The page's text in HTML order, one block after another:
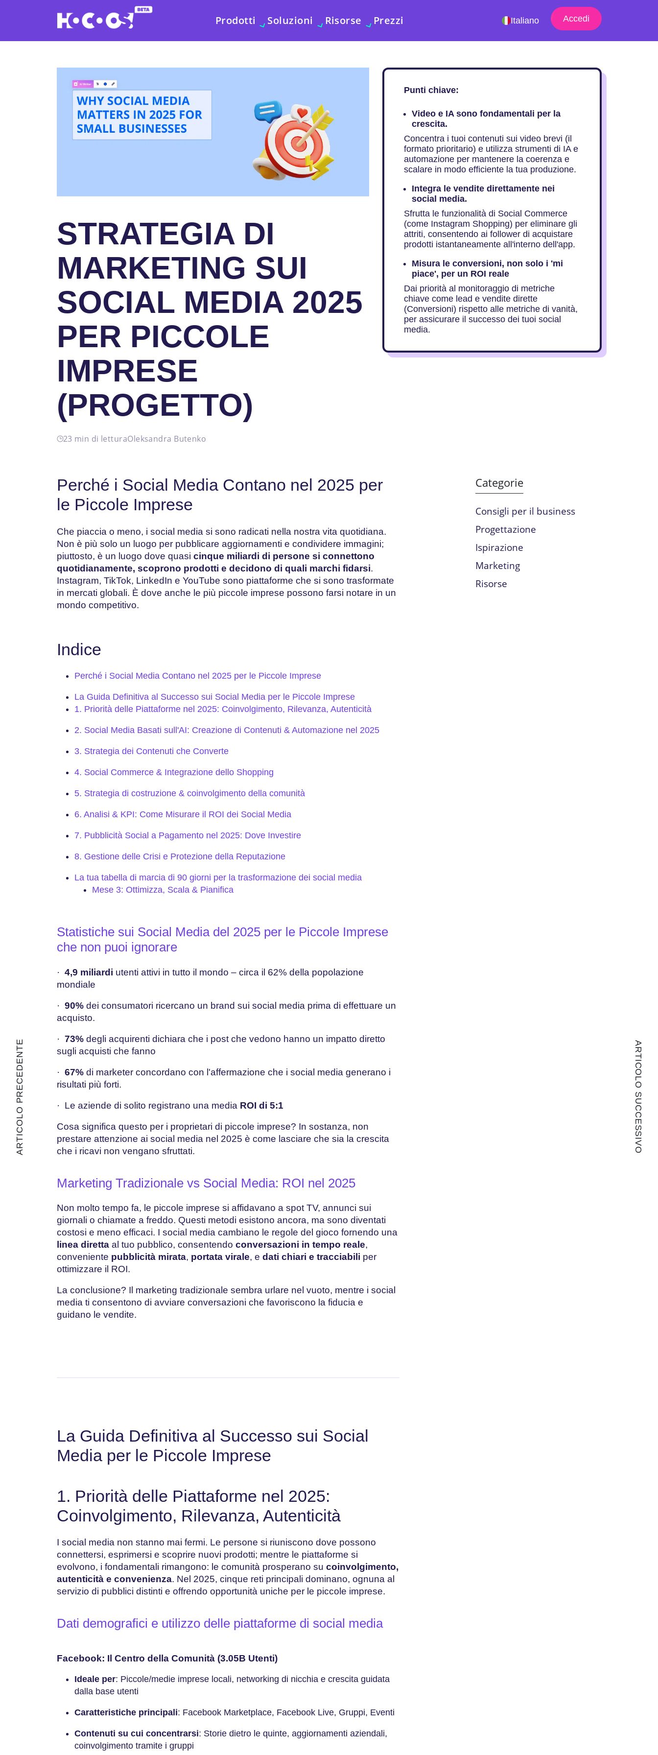
Prodotti Soluzioni Risorse Prezzi Italiano Accedi
STRATEGIA DI
MARKETING SUI
SOCIAL MEDIA 2025
PER PICCOLE
IMPRESE
(PROGETTO)
23 min di letturaOleksandra Butenko
Punti chiave:
Video e IA sono fondamentali per la
crescita.
Concentra i tuoi contenuti sui video brevi (il
formato prioritario) e utilizza strumenti di IA e
automazione per mantenere la coerenza e
scalare in modo efficiente la tua produzione.
Integra le vendite direttamente nei
social media.
Sfrutta le funzionalità di Social Commerce
(come Instagram Shopping) per eliminare gli
attriti, consentendo ai follower di acquistare
prodotti istantaneamente all'interno dell'app.
Misura le conversioni, non solo i 'mi
piace', per un ROI reale
Dai priorità al monitoraggio di metriche
chiave come lead e vendite dirette
(Conversioni) rispetto alle metriche di vanità,
per assicurare il successo dei tuoi social
media.
Perché i Social Media Contano nel 2025 per
le Piccole Imprese
Che piaccia o meno, i social media si sono radicati nella nostra vita quotidiana.
Non è più solo un luogo per pubblicare aggiornamenti e condividere immagini;
piuttosto, è un luogo dove quasi cinque miliardi di persone si connettono
quotidianamente, scoprono prodotti e decidono di quali marchi fidarsi.
Instagram, TikTok, LinkedIn e YouTube sono piattaforme che si sono trasformate
in mercati globali. È dove anche le più piccole imprese possono farsi notare in un
mondo competitivo.
Indice
Perché i Social Media Contano nel 2025 per le Piccole Imprese
La Guida Definitiva al Successo sui Social Media per le Piccole Imprese
1. Priorità delle Piattaforme nel 2025: Coinvolgimento, Rilevanza, Autenticità
2. Social Media Basati sull'AI: Creazione di Contenuti & Automazione nel 2025
3. Strategia dei Contenuti che Converte
4. Social Commerce & Integrazione dello Shopping
5. Strategia di costruzione & coinvolgimento della comunità
6. Analisi & KPI: Come Misurare il ROI dei Social Media
7. Pubblicità Social a Pagamento nel 2025: Dove Investire
8. Gestione delle Crisi e Protezione della Reputazione
La tua tabella di marcia di 90 giorni per la trasformazione dei social media
Mese 3: Ottimizza, Scala & Pianifica
Statistiche sui Social Media del 2025 per le Piccole Imprese
che non puoi ignorare
· 4,9 miliardi utenti attivi in tutto il mondo – circa il 62% della popolazione
mondiale
· 90%dei consumatori ricercano un brand sui social media prima di effettuare un
acquisto.
· 73%degli acquirenti dichiara che i post che vedono hanno un impatto diretto
sugli acquisti che fanno
· 67%di marketer concordano con l'affermazione che i social media generano i
risultati più forti.
· Le aziende di solito registrano una media ROI di 5:1
Cosa significa questo per i proprietari di piccole imprese? In sostanza, non
prestare attenzione ai social media nel 2025 è come lasciare che sia la crescita
che i ricavi non vengano sfruttati.
Marketing Tradizionale vs Social Media: ROI nel 2025
Non molto tempo fa, le piccole imprese si affidavano a spot TV, annunci sui
giornali o chiamate a freddo. Questi metodi esistono ancora, ma sono diventati
costosi e meno efficaci. I social media cambiano le regole del gioco fornendo una
linea direttaal tuo pubblico, consentendo conversazioni in tempo reale,
conveniente pubblicità mirata, portata virale, e dati chiari e tracciabili per
ottimizzare il ROI.
La conclusione? Il marketing tradizionale sembra urlare nel vuoto, mentre i social
media ti consentono di avviare conversazioni che favoriscono la fiducia e
guidano le vendite.
La Guida Definitiva al Successo sui Social
Media per le Piccole Imprese
1. Priorità delle Piattaforme nel 2025:
Coinvolgimento, Rilevanza, Autenticità
I social media non stanno mai fermi. Le persone si riuniscono dove possono
connettersi, esprimersi e scoprire nuovi prodotti; mentre le piattaforme si
evolvono, i fondamentali rimangono: le comunità prosperano su coinvolgimento,
autenticità e convenienza. Nel 2025, cinque reti principali dominano, ognuna al
servizio di pubblici distinti e offrendo opportunità uniche per le piccole imprese.
Dati demografici e utilizzo delle piattaforme di social media
Facebook: Il Centro della Comunità (3.05B Utenti)
Ideale per: Piccole/medie imprese locali, networking di nicchia e crescita guidata
dalla base utenti
Caratteristiche principali: Facebook Marketplace, Facebook Live, Gruppi, Eventi
Contenuti su cui concentrarsi: Storie dietro le quinte, aggiornamenti aziendali,
coinvolgimento tramite i gruppi
Categorie
Consigli per il business
Progettazione
Ispirazione
Marketing
Risorse
ARTICOLO PRECEDENTE ARTICOLO SUCCESSIVO